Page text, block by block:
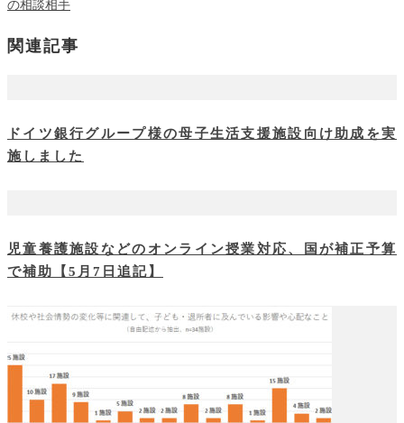
の相談相手
関連記事
ドイツ銀行グループ様の母子生活支援施設向け助成を実
施しました
児童養護施設などのオンライン授業対応、国が補正予算
で補助【5月7日追記】